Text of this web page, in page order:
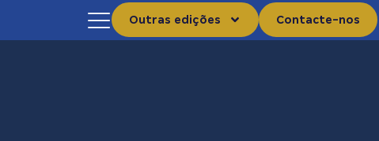
Outras edições Contacte-nos